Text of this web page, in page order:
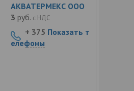
АКВАТЕРМЕКС ООО
3 руб. с НДС
+ 375 Показать т
елефоны